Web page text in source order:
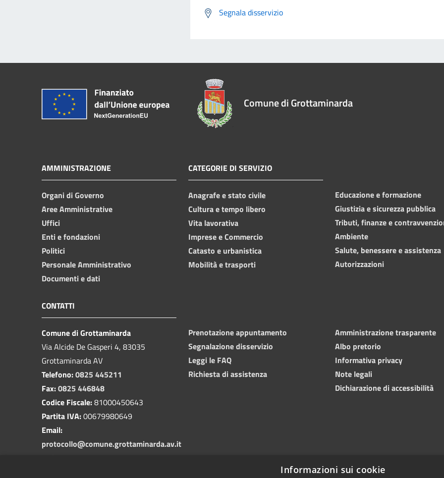
Segnala disservizio
Comune di Grottaminarda
AMMINISTRAZIONE
Organi di Governo
Aree Amministrative
Uffici
Enti e fondazioni
Politici
Personale Amministrativo
Documenti e dati
CATEGORIE DI SERVIZIO
Anagrafe e stato civile
Cultura e tempo libero
Vita lavorativa
Imprese e Commercio
Catasto e urbanistica
Mobilità e trasporti
Educazione e formazione
Giustizia e sicurezza pubblica
Tributi, finanze e
Ambiente
Salute, benessere e assistenza
Autorizzazioni
CONTATTI
Comune di Grottaminarda
Via Alcide De Gasperi 4, 83035
Grottaminarda AV
Telefono:0825 445211
Fax:0825 446848
Codice Fiscale:81000450643
Partita IVA:00679980649
Email:
protocollo@comune.grottaminarda.av.it
Prenotazione appuntamento
Segnalazione disservizio
Leggi le FAQ
Richiesta di assistenza
Amministrazione trasparente
Albo pretorio
Informativa privacy
Note legali
Dichiarazione di accessibilità
Informazioni sui cookie